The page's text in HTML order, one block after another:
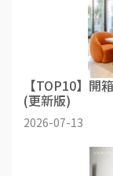
【TOP10】開
(更新版)
2026-07-13